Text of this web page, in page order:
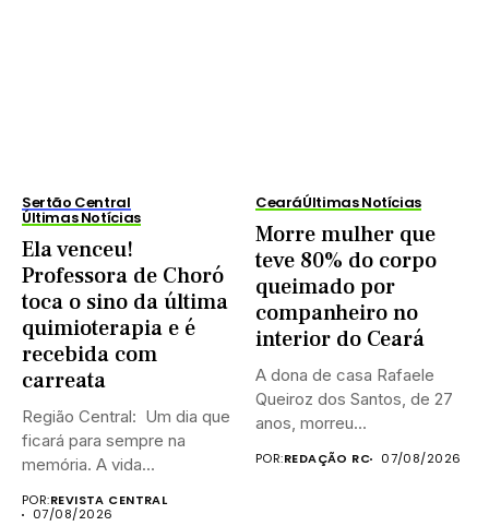
Sertão Central
Últimas Notícias
Ela venceu!
Professora de Choró
toca o sino da última
quimioterapia e é
recebida com
carreata
Região Central: Um dia que
ficará para sempre na
memória. A vida...
POR:REVISTA CENTRAL
07/08/2026
CearáÚltimas Notícias
Morre mulher que
teve 80% do corpo
queimado por
companheiro no
interior do Ceará
A dona de casa Rafaele
Queiroz dos Santos, de 27
anos, morreu...
POR:REDAÇÃO RC 07/08/2026